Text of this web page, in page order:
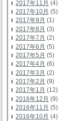
2017年11月 (4)
2017年10月 (5)
2017年9月 (1)
2017年8月 (3)
2017年7月 (2)
2017年6月 (5)
2017年5月 (5)
2017年4月 (6)
2017年3月 (2)
2017年2月 (9)
2017年1月 (12)
2016年12月 (9)
2016年11月 (5)
2016年10月 (4)